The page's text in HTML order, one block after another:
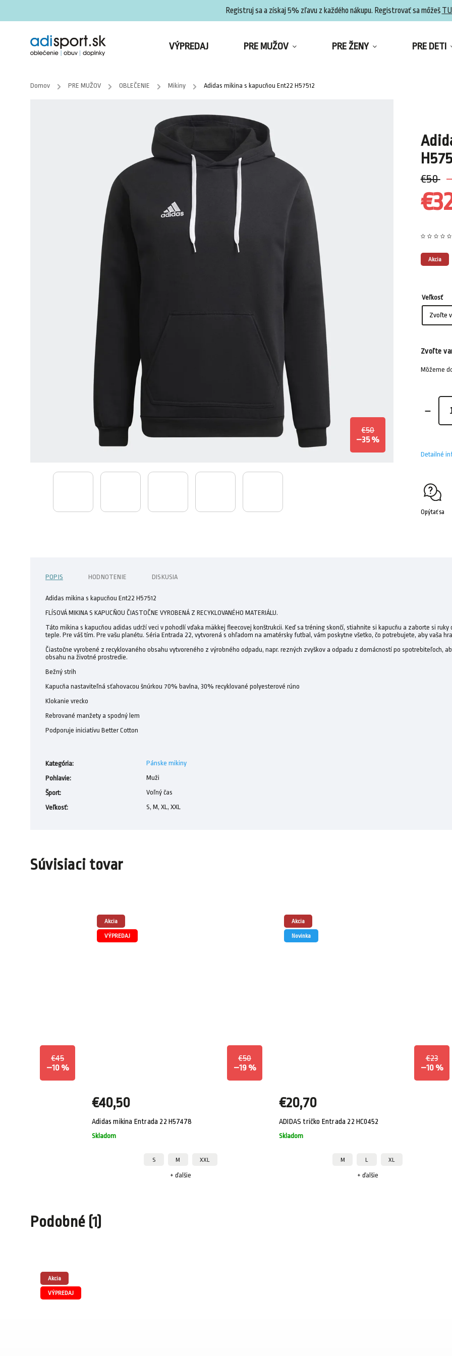
Registruj sa a získaj 5% zľavu z každého nákupu. Registrovať sa môžeš TU.
VÝPREDAJ PRE MUŽOV PRE ŽENY PRE DETI
Domov / PRE MUŽOV / OBLEČENIE / Mikiny / Adidas mikina s kapucňou Ent22 H57512
€50
–35 %
€50
Akcia
Veľkosť
Zvoľte
Môžeme
Detailné
Opýtať sa
POPIS HODNOTENIE DISKUSIA
Adidas mikina s kapucňou Ent22 H57512
FLÍSOVÁ MIKINA S KAPUCŇOU ČIASTOČNE VYROBENÁ Z RECYKLOVANÉHO MATERIÁLU.
Táto mikina s kapucňou adidas udrží veci v pohodlí vďaka mäkkej fleecovej konštrukcii. Keď sa tréning skončí, stiahnite si kapucňu a zaborte si
teple. Pre váš tím. Pre vašu planétu. Séria Entrada 22, vytvorená s ohľadom na amatérsky futbal, vám poskytne všetko, čo potrebujete, aby vaša
Čiastočne vyrobené z recyklovaného obsahu vytvoreného z výrobného odpadu, napr. rezných zvyškov a odpadu z domácností po spotrebiteľoch,
obsahu na životné prostredie.
Bežný strih
Kapucňa nastaviteľná sťahovacou šnúrkou 70% bavlna, 30% recyklované polyesterové rúno
Klokanie vrecko
Rebrované manžety a spodný lem
Podporuje iniciatívu Better Cotton
Kategória:
Pánske mikiny
Pohlavie:
Muži
Šport:
Voľný čas
Veľkosť: S, M, XL, XXL
Súvisiaci tovar
€45
–10 %
Akcia
VÝPREDAJ
€50
–19 %
Adidas mikina Entrada 22 H57478
Skladom
€40,50
S M XXL
+ ďalšie
Akcia
Novinka
€23
–10 %
ADIDAS tričko Entrada 22 HC0452
Skladom
€20,70
M L XL
+ ďalšie
Podobné (1)
Akcia
VÝPREDAJ